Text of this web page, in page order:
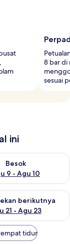
8 bar di
sesuai
ini
Agu 9
Besok
9 - Agu 10
untuk
14 - Agu 16
berikutnya
21 - Agu 23
untuk
tidur